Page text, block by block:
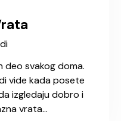
deo svakog doma.
vide kada posete
izgledaju dobro i
vrata…